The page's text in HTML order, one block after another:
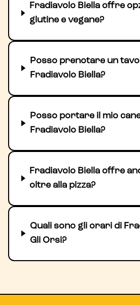
Fradiavolo Biella offre
glutine e vegane?
Posso prenotare un
Fradiavolo Biella?
Posso portare il mio
Fradiavolo Biella?
Fradiavolo Biella offre
oltre alla pizza?
Quali sono gli orari di
Gli Orsi?